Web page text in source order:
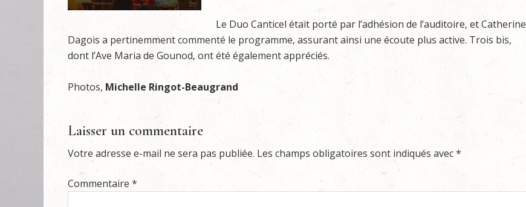
Le Duo Canticel était porté par l’adhésion de l’auditoire, et Catherine
Dagois a pertinemment commenté le programme, assurant ainsi une écoute plus active. Trois bis,
dont l’Ave Maria de Gounod, ont été également appréciés.
Photos, Michelle Ringot-Beaugrand
Laisser un commentaire
Votre adresse e-mail ne sera pas publiée. Les champs obligatoires sont indiqués avec*
Commentaire *